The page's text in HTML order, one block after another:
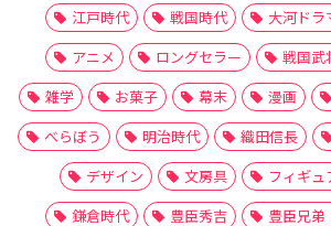
江戸時代 戦国時代 大河ドラ
アニメ
ロングセラー 戦国武
雑学
お菓子 幕末 漫画
べらぼう
明治時代 織田信長
デザイン
文房具 フィギュ
鎌倉時代
豊臣秀吉 豊臣兄弟